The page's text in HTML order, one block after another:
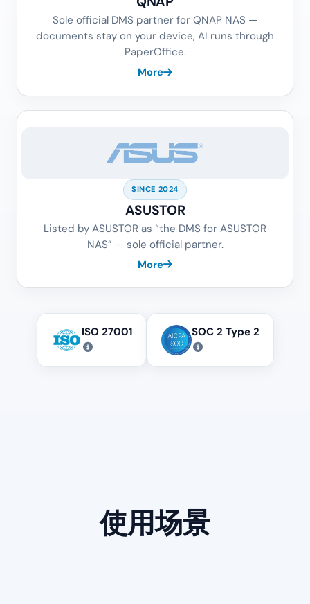
Sole official DMS partner for QNAP NAS —
documents stay on your device, AI runs through
PaperOffice.
More
SINCE 2024
ASUSTOR
Listed by ASUSTOR as “the DMS for ASUSTOR
NAS” — sole official partner.
More
ISO 27001 SOC 2 Type 2
使用场景